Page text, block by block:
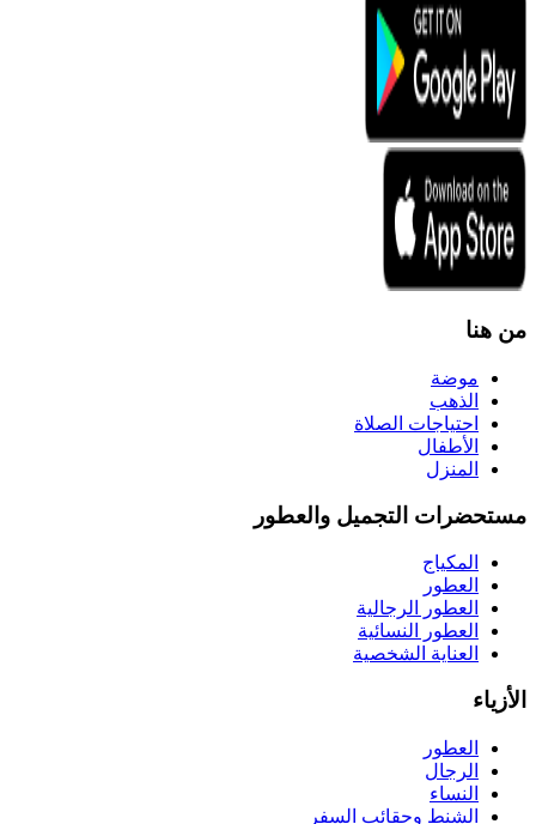
من هنا
موضة
الذهب
احتياجات الصلاة
الأطفال
المنزل
مستحضرات التجميل والعطور
المكياج
العطور
العطور الرجالية
العطور النسائية
العناية الشخصية
الأزياء
العطور
الرجال
النساء
الشنط وحقائب السفر